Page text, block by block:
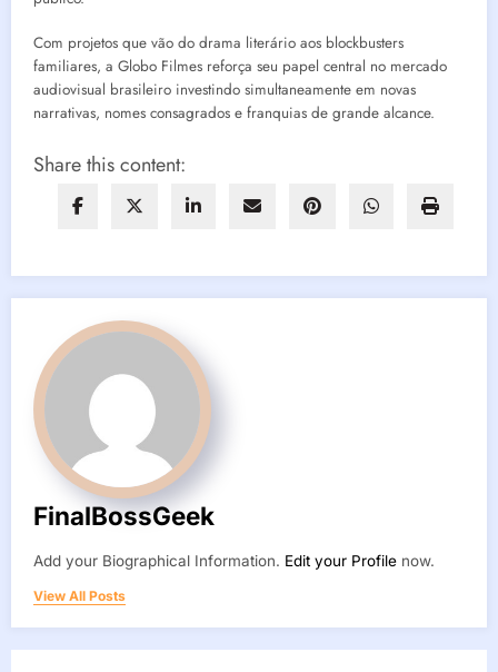
Com projetos que vão do drama literário aos blockbusters
familiares, a Globo Filmes reforça seu papel central no mercado
audiovisual brasileiro investindo simultaneamente em novas
narrativas, nomes consagrados e franquias de grande alcance.
Share this content:
FinalBossGeek
Add your Biographical Information. Edit your Profile now.
View All Posts